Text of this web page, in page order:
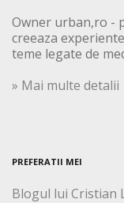
Owner urban,ro -
creeaza
teme legate de
» Mai multe detalii
PREFERATII MEI
Blogul lui Cristian